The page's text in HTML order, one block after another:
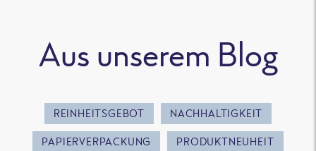
Aus unserem Blog
REINHEITSGEBOT NACHHALTIGKEIT
PAPIERVERPACKUNG PRODUKTNEUHEIT